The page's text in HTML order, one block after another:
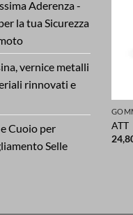
Aderenza -
la tua Sicurezza
vernice metalli
rinnovati e
Cuoio per
Selle
ATT